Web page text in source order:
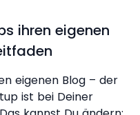
ihren eigenen
eigenen Blog – der
ist bei Deiner